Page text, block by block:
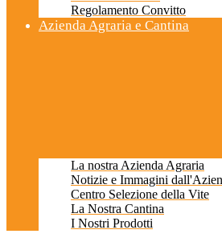
Regolamento Convitto
Azienda Agraria e Cantina
La nostra Azienda Agraria
Notizie e Immagini
Centro Selezione della Vite
La Nostra Cantina
I Nostri Prodotti